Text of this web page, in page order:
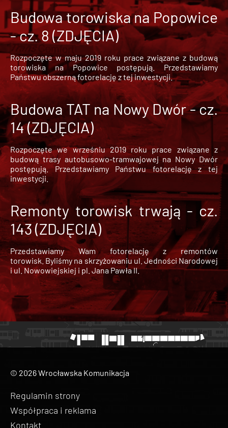
Budowa torowiska na Popowice
- cz. 8 (ZDJĘCIA)
Rozpoczęte w maju 2019 roku prace związane z budową
torowiska na Popowice
postępują. Przedstawiamy
Państwu obszerną fotorelację z tej inwestycji.
Budowa TAT na Nowy Dwór - cz.
14 (ZDJĘCIA)
Rozpoczęte we wrześniu 2019 roku prace związane z
budową trasy autobusowo-tramwajowej na Nowy Dwór
postępują. Przedstawiamy Państwu fotorelację z tej
inwestycji.
Remonty torowisk trwają - cz.
143 (ZDJĘCIA)
Przedstawiamy Wam fotorelację z remontów
torowisk. Byliśmy na skrzyżowaniu ul. Jedności Narodowej
i ul. Nowowiejskiej i pl. Jana Pawła II.
© 2026 Wrocławska Komunikacja
Regulamin strony
Współpraca i reklama
Kontakt